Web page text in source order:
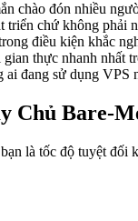
chào đón nhiều
triển chứ không phải
điều kiện khắc
thực nhanh nhất
đang sử dụng VPS
Chủ Bare-
là tốc độ tuyệt